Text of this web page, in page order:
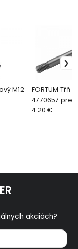
M12
FORTUM Tŕň
4770657 pre
4770654,64,67
4.20 €
akciách?